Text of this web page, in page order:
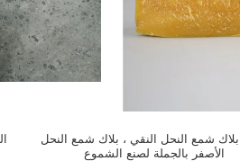
100٪ بلاك شمع النحل النقي ، بلاك شمع النحل
الأصفر بالجملة لصنع الشموع